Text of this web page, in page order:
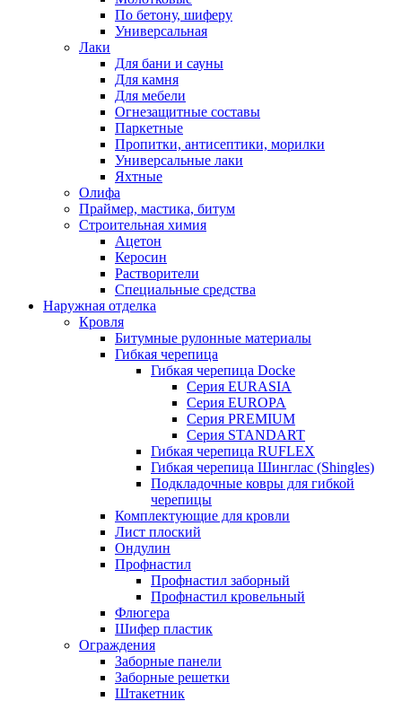
По бетону, шиферу
Универсальная
Лаки
Для бани и сауны
Для камня
Для мебели
Огнезащитные составы
Паркетные
Пропитки, антисептики, морилки
Универсальные лаки
Яхтные
Олифа
Праймер, мастика, битум
Строительная химия
Ацетон
Керосин
Растворители
Специальные средства
Наружная отделка
Кровля
Битумные рулонные материалы
Гибкая черепица
Гибкая черепица Docke
Серия EURASIA
Серия EUROPA
Серия PREMIUM
Серия STANDART
Гибкая черепица RUFLEX
Гибкая черепица Шинглас (Shingles)
Подкладочные ковры для гибкой
черепицы
Комплектующие для кровли
Лист плоский
Ондулин
Профнастил
Профнастил заборный
Профнастил кровельный
Флюгера
Шифер пластик
Ограждения
Заборные панели
Заборные решетки
Штакетник